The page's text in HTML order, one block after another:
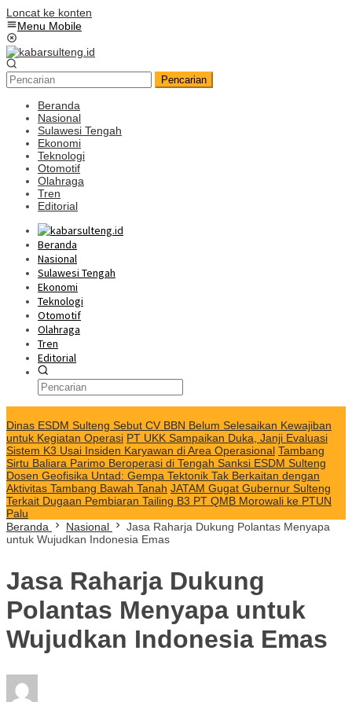
Loncat ke konten
Menu Mobile
Pencarian
Beranda
Nasional
Sulawesi Tengah
Ekonomi
Teknologi
Otomotif
Olahraga
Tren
Editorial
Beranda
Nasional
Sulawesi Tengah
Ekonomi
Teknologi
Otomotif
Olahraga
Tren
Editorial
Dinas ESDM Sulteng Sebut CV BBN Belum Selesaikan Kewajiban
untuk Kegiatan Operasi PT UKK Sampaikan Duka, Janji Evaluasi
Sistem K3 Usai Insiden Karyawan di Area Operasional Tambang
Sirtu Baliara Parimo Beroperasi di Tengah Sanksi ESDM Sulteng
Dosen Geofisika Untad: Gempa Tektonik Tak Berkaitan dengan
Aktivitas Tambang Bawah Tanah JATAM Gugat Gubernur Sulteng
Terkait Dugaan Pembiaran Tailing B3 PT QMB Morowali ke PTUN
Palu
Beranda
Nasional
Jasa Raharja Dukung Polantas Menyapa
untuk Wujudkan Indonesia Emas
Jasa Raharja Dukung
Polantas Menyapa untuk
Wujudkan Indonesia Emas